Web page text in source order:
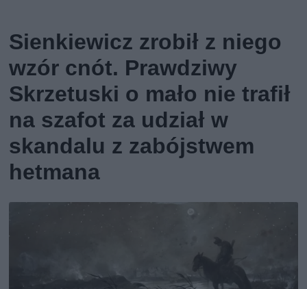
Sienkiewicz zrobił z niego
wzór cnót. Prawdziwy
Skrzetuski o mało nie trafił
na szafot za udział w
skandalu z zabójstwem
hetmana